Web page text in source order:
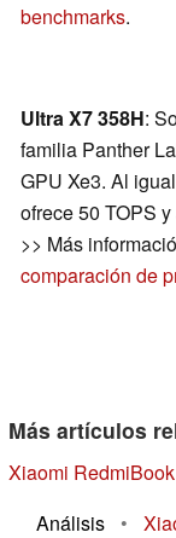
benchmarks.
Ultra X7 358H:
familia Panther
GPU Xe3. Al
ofrece 50 TOPS
>> Más
comparación de
Más artículos
Xiaomi
Análisis
•